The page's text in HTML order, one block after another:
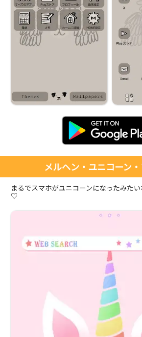
メルヘン・ユニコーン
まるでスマホがユニコーンになったみた
♡